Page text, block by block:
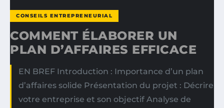
CONSEILS ENTREPRENEURIAL
COMMENT ÉLABORER UN
PLAN D’AFFAIRES EFFICACE
EN BREF Introduction : Importance d’un plan
d’affaires solide Présentation du projet : Décrire
votre entreprise et son objectif Analyse de